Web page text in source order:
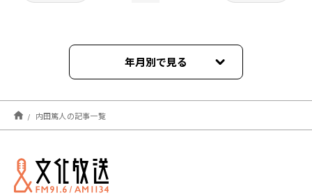
年月別で見る
2022年12月
2022年11月
内田篤人の記事一覧